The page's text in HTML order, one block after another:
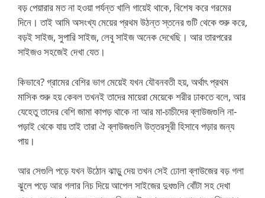
বড় পেয়ারার মত না হওয়া পর্যন্ত খালি গায়েই থাকে, বিশেষ করে গরমের
দিনে। তাই আমি অসংখ্য মেয়ের প্রথম উঠন্ত স্তনের গুটি থেকে শুরু করে,
বড়ই সাইজ, সুপারি সাইজ, লেবু সাইজ অনেক দেখেছি। আর তারপরের
সাইজও সহজেই দেখা যেত।
কিভাবে? গ্রামের বেশির ভাগ মেয়েই যখন যৌবনবতী হয়, অর্থাৎ প্রথম
মাসিক শুরু হয় কেবল তখনই তাদের মায়েরা মেয়েকে শরীর ঢাকতে বলে, আর
যেহেতু তাদের বেশি জামা কাপড় থাকে না আর মা-চাচীদের ব্লাউজগুলি না-
পড়াই থেকে যায় তাই তারা ঐ ব্লাউজগুলি উত্তরসূরী হিসাবে পড়ার জন্য
পায়।
আর সেগুলি পড়ে যখন উঠোন ঝাড়ু দেয় তখন সেই ঢোলা ব্লাউজের বড় গলা
ঝুলে পড়ে আর গলার নিচ দিয়ে আপেল সাইজের দুধগুলি বোঁটা সহ দেখা